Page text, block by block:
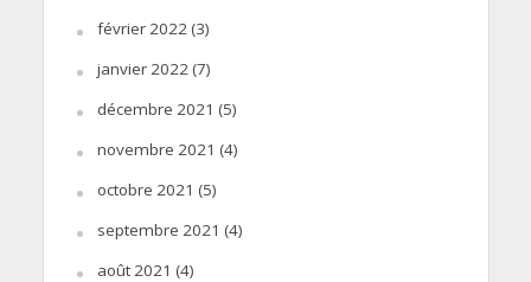
février 2022(3)
janvier 2022(7)
décembre 2021 (5)
novembre 2021 (4)
octobre 2021 (5)
septembre 2021 (4)
août 2021 (4)